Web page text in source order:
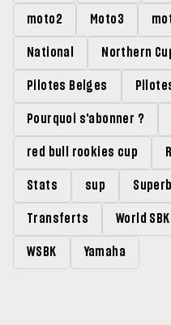
moto2 Moto3
National Northern
Pilotes Belges
Pourquoi s'abonner ?
red bull rookies cup
Stats sup
Transferts World SBK
WSBK Yamaha